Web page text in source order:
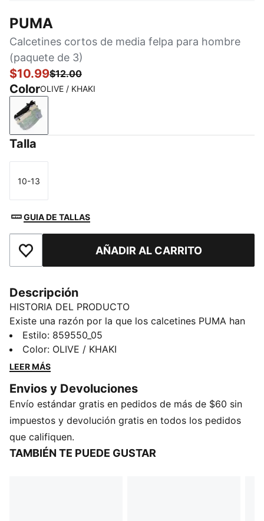
PUMA
Calcetines cortos de media felpa para hombre
(paquete de 3)
$10.99$12.00
ColorOLIVE / KHAKI
OLIVE / KHAKI
Talla
Talla
10-13
GUIA DE TALLAS
Añadir a la lista de deseosAÑADIR AL CARRITO
Descripción
HISTORIA DEL PRODUCTO
Existe una razón por la que los calcetines PUMA han
inspirado un comportamiento obsesivo en todo el
mundo. Son suaves. Confortable Puedes usarlos
infinitamente. Y cuando te los pones, se quedan
DETALLES
Detalles de la marca PUMA
Incluye 3 pares
Corte bajo
Estilo: 859550_05
Color: OLIVE / KHAKI
LEER MÁS
Envios y Devoluciones
Envío estándar gratis en pedidos de más de $60 sin
impuestos y devolución gratis en todos los pedidos
que califiquen.
TAMBIÉN TE PUEDE GUSTAR